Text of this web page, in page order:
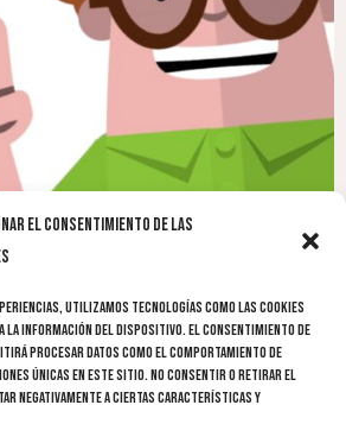
el consentimiento de las
utilizamos tecnologías como las cookies
la información del dispositivo. El consentimiento de
procesar datos como el comportamiento de
únicas en este sitio. No consentir o retirar el
negativamente a ciertas características y
SIGUIENTE
Halloween en CHESTER